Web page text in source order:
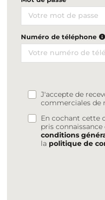
Numéro de téléphone
J'accepte de
commerciales de
En cochant cette
pris
conditions
la politique de